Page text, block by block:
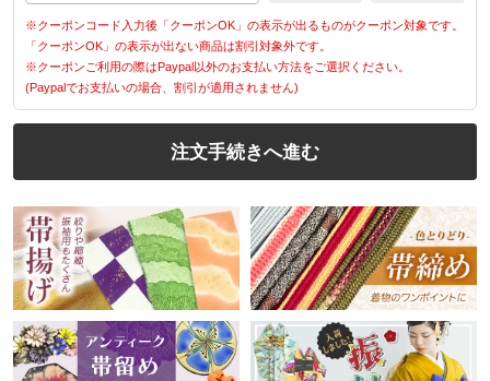
※クーポンコード入力後「クーポンOK」の表示が出るものがクーポン対象です。
「クーポンOK」の表示が出ない商品は割引対象外です。
※クーポンご利用の際はPaypal以外のお支払い方法をご選択ください。
(Paypalでお支払いの場合、割引が適用されません)
注文手続きへ進む